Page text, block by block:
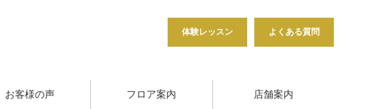
体験レッスン よくある質問
お客様の声 フロア案内 店舗案内